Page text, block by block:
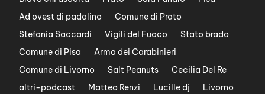
Ad ovest di padalino
Comune di Prato
Stefania Saccardi
Vigili del Fuoco
Stato brado
Comune di Pisa
Arma dei Carabinieri
Comune di Livorno
Salt Peanuts
Cecilia Del Re
altri-podcast
Matteo Renzi Lucille dj
Livorno